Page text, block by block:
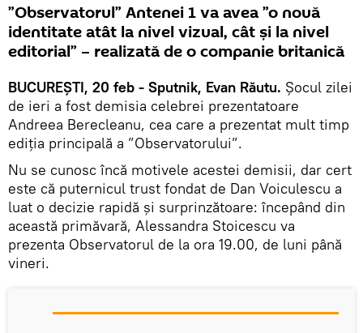
”Observatorul” Antenei 1 va avea ”o nouă
identitate atât la nivel vizual, cât și la nivel
editorial” – realizată de o companie britanică
BUCUREȘTI, 20 feb - Sputnik, Evan Răutu. Șocul zilei
de ieri a fost demisia celebrei prezentatoare
Andreea Berecleanu, cea care a prezentat mult timp
ediția principală a ”Observatorului”.
Nu se cunosc încă motivele acestei demisii, dar cert
este că puternicul trust fondat de Dan Voiculescu a
luat o decizie rapidă și surprinzătoare: începând din
această primăvară, Alessandra Stoicescu va
prezenta Observatorul de la ora 19.00, de luni până
vineri.